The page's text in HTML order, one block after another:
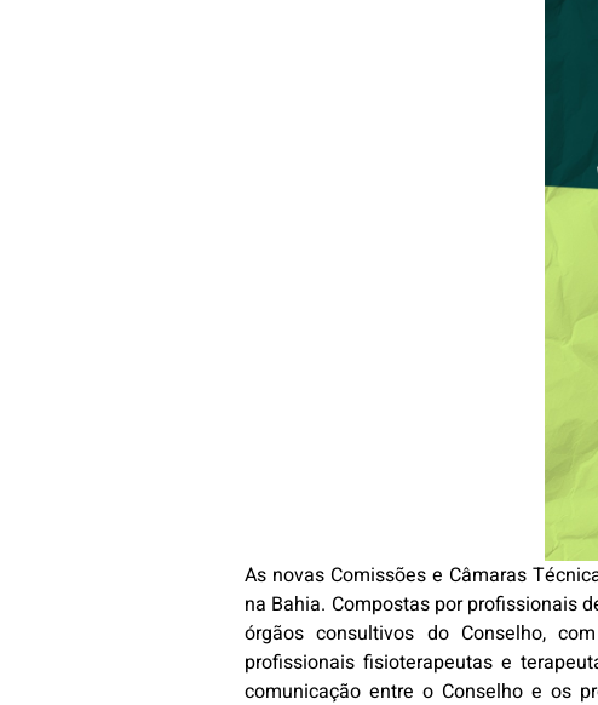
As novas Comissões e Câmaras
na Bahia. Compostas por profissionais
órgãos consultivos do Conselho,
profissionais fisioterapeutas e
comunicação entre o Conselho e os